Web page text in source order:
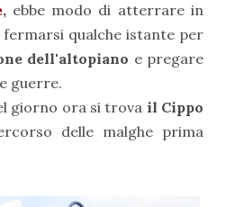
, ebbe modo di atterrare in
qualche istante per
dell'altopiano e pregare
guerre.
giorno ora si trova il Cippo
delle malghe prima